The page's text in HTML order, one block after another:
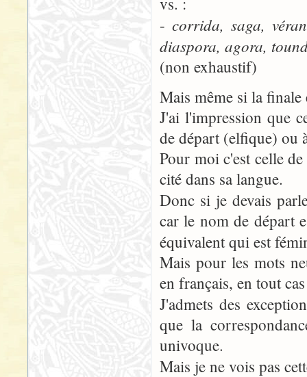
- corrida, saga,
diaspora, agora,
(non exhaustif)
Mais même si la
J'ai l'impression que
de départ (elfique) ou
Pour moi c'est celle
cité dans sa langue.
Donc si je devais
car le nom de départ
équivalent qui est
Mais pour les mots
en français, en tout
J'admets des
que la
univoque.
Mais je ne vois pas